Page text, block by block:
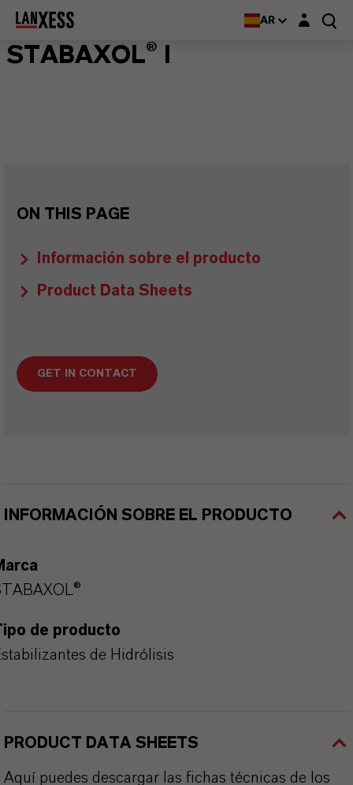
AR Login layer
STABAXOL® I
ON THIS PAGE
Información sobre el producto
Product Data Sheets
GET IN CONTACT
INFORMACIÓN SOBRE EL PRODUCTO
de producto
de Hidrólisis
PRODUCT DATA SHEETS
Aquí puedes descargar las fichas técnicas de los